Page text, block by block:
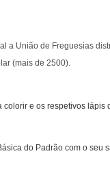
a União de Freguesias
(mais de 2500).
colorir e os respetivos lápis
do Padrão com o seu